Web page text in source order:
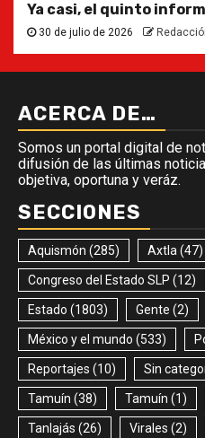
Ya casi, el quinto
30 de julio de 2026
ACERCA DE…
Somos un portal digital de
difusión de las últimas
objetiva, oportuna y veráz.
SECCIONES
Aquismón (285) Axtla(47)
Congreso del Estado SLP (12)
Estado (1803) Gente (2)
México y el mundo (533)
Reportajes (10) Sin
Tamuín (38) Tamuín (1)
Tanlajás (26) Virales (2)